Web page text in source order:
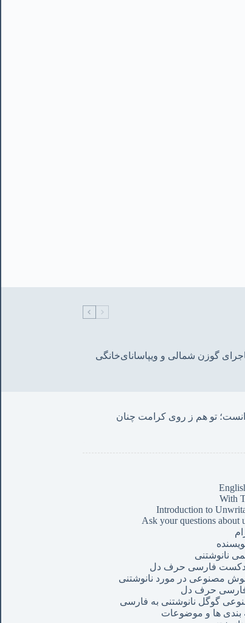
گوزن شمالی و‌ ویپاسانای‌خانگی
With
Introduction to
Ask your questions about
نانوشتنی
فارسی حرف دل
مصنوعی در مورد نانوشتنی
حرف دل
گوگل نانوشتنی به فارسی
بندی ها و موضوعات